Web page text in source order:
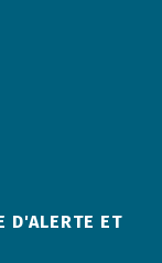
D'ALERTE ET